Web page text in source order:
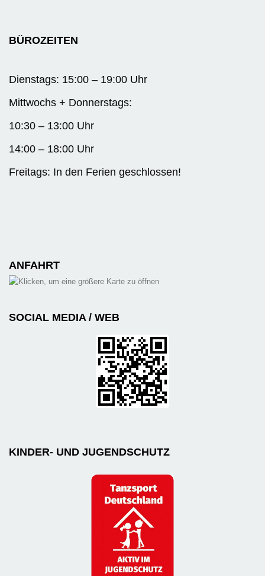
BÜROZEITEN
Dienstags: 15:00 – 19:00 Uhr
Mittwochs + Donnerstags:
10:30 – 13:00 Uhr
14:00 – 18:00 Uhr
Freitags: In den Ferien geschlossen!
ANFAHRT
SOCIAL MEDIA / WEB
KINDER- UND JUGENDSCHUTZ